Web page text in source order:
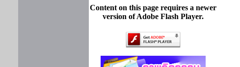
Content on this page requires a newer
version of Adobe Flash Player.